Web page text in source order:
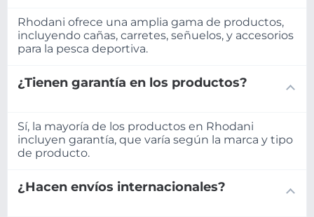
Rhodani ofrece una amplia gama de productos,
incluyendo cañas, carretes, señuelos, y accesorios
para la pesca deportiva.
¿Tienen garantía en los productos?
Sí, la mayoría de los productos en Rhodani
incluyen garantía, que varía según la marca y tipo
de producto.
¿Hacen envíos internacionales?